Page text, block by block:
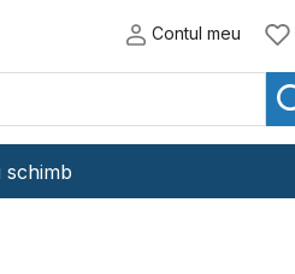
Contul meu
schimb